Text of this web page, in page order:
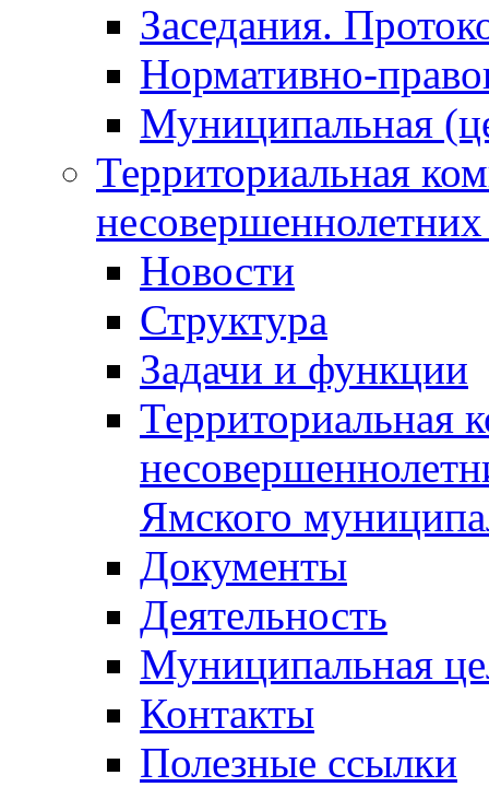
Заседания.
Нормативно-
Муниципальная
Территориальная
Новости
Структура
Задачи и функции
Территориальная
Ямского
Документы
Деятельность
Муниципальная
Контакты
Полезные ссылки